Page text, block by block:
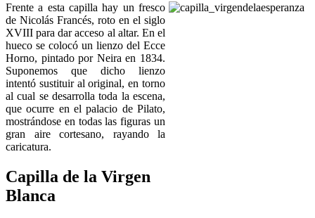
Frente a esta capilla hay un fresco
de Nicolás Francés, roto en el siglo
XVIII para dar acceso al altar. En el
hueco se colocó un lienzo del Ecce
Horno, pintado por Neira en 1834.
Suponemos que dicho lienzo
intentó sustituir al original, en torno
al cual se desarrolla toda la escena,
que ocurre en el palacio de Pilato,
mostrándose en todas las figuras un
gran aire cortesano, rayando la
caricatura.
Capilla de la Virgen
Blanca